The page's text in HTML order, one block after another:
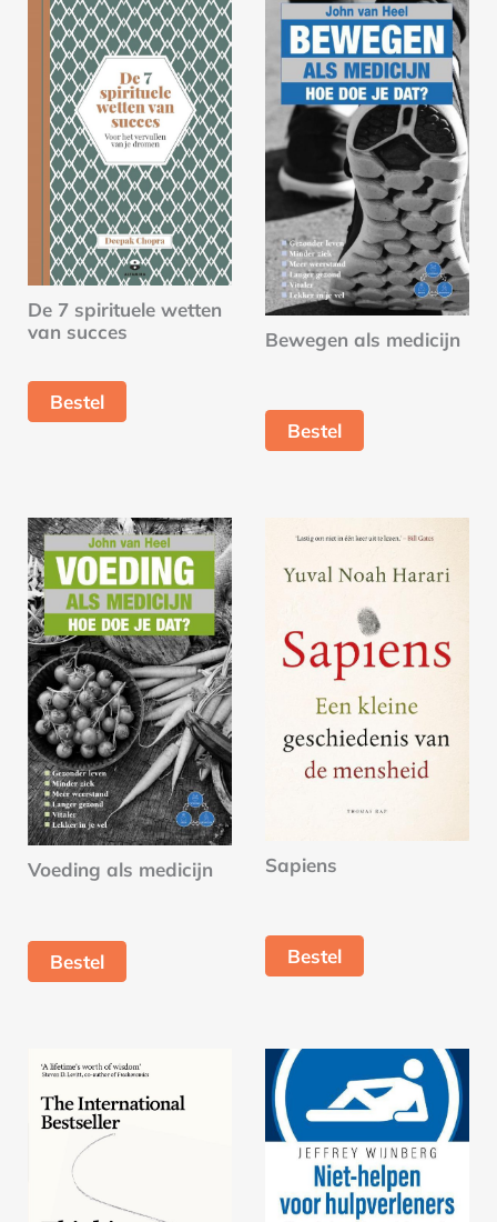
De 7 spirituele wetten
van succes
Bestel
Bewegen als medicijn
Bestel
Voeding als medicijn
Bestel
Sapiens
Bestel